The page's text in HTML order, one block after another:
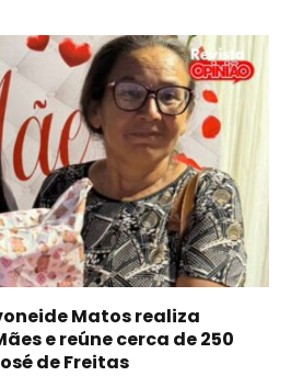
Matos realiza
e reúne cerca de 250
de Freitas